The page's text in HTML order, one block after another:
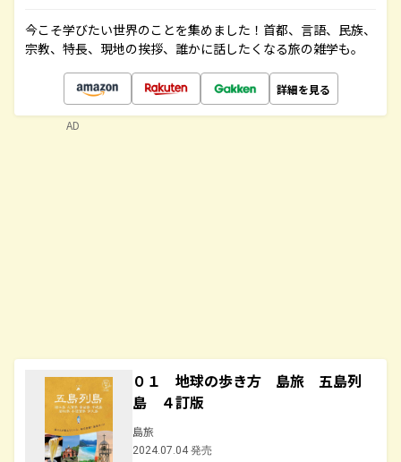
今こそ学びたい世界のことを集めました！首都、言語、民族、
宗教、特長、現地の挨拶、誰かに話したくなる旅の雑学も。
詳細を見る
０１ 地球の歩き方 島旅 五島列
島 ４訂版
島旅
2024.07.04 発売
AD